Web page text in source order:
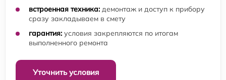
встроенная техника: демонтаж и доступ к прибору
сразу закладываем в смету
гарантия: условия закрепляются по итогам
выполненного ремонта
Уточнить условия